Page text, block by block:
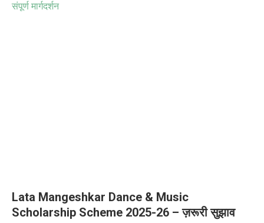
संपूर्ण मार्गदर्शन
Lata Mangeshkar Dance & Music
Scholarship Scheme 2025-26 – ज़रूरी सुझाव